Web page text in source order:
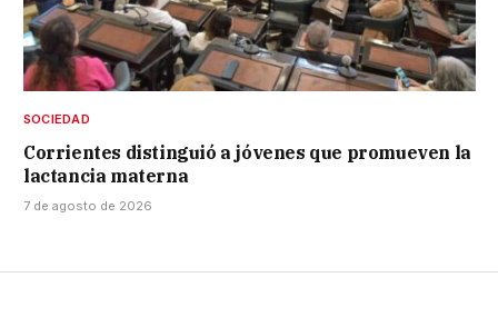
SOCIEDAD
Corrientes distinguió a jóvenes que promueven la
lactancia materna
7 de agosto de 2026